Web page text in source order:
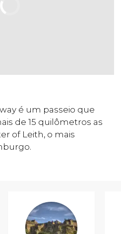
é um passeio que
de 15 quilômetros as
of Leith, o mais